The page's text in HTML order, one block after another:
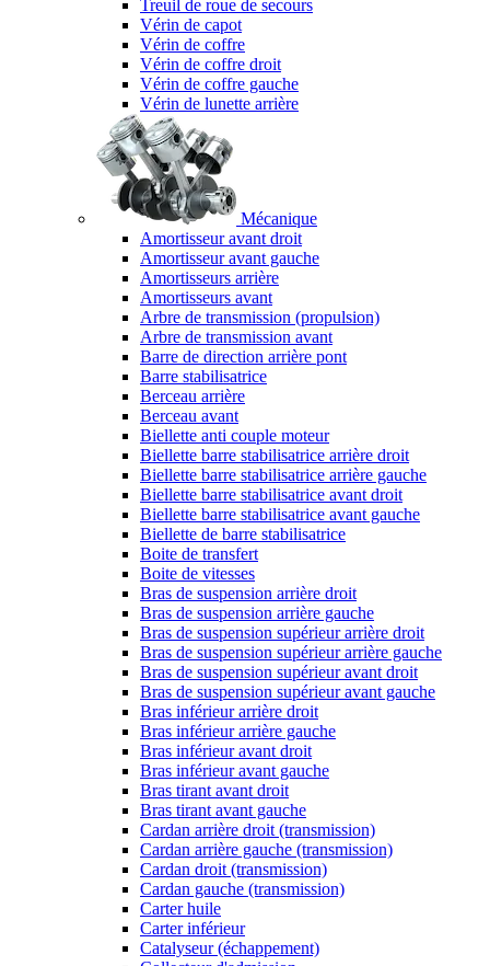
Treuil de roue de secours
Vérin de capot
Vérin de coffre
Vérin de coffre droit
Vérin de coffre gauche
Vérin de lunette arrière
Mécanique
Amortisseur avant droit
Amortisseur avant gauche
Amortisseurs arrière
Amortisseurs avant
Arbre de transmission (propulsion)
Arbre de transmission avant
Barre de direction arrière pont
Barre stabilisatrice
Berceau arrière
Berceau avant
Biellette anti couple moteur
Biellette barre stabilisatrice arrière droit
Biellette barre stabilisatrice arrière gauche
Biellette barre stabilisatrice avant droit
Biellette barre stabilisatrice avant gauche
Biellette de barre stabilisatrice
Boite de transfert
Boite de vitesses
Bras de suspension arrière droit
Bras de suspension arrière gauche
Bras de suspension supérieur arrière droit
Bras de suspension supérieur arrière gauche
Bras de suspension supérieur avant droit
Bras de suspension supérieur avant gauche
Bras inférieur arrière droit
Bras inférieur arrière gauche
Bras inférieur avant droit
Bras inférieur avant gauche
Bras tirant avant droit
Bras tirant avant gauche
Cardan arrière droit (transmission)
Cardan arrière gauche (transmission)
Cardan droit (transmission)
Cardan gauche (transmission)
Carter huile
Carter inférieur
Catalyseur (échappement)